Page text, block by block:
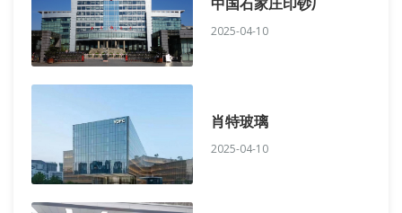
2025-04-10
肖特玻璃
2025-04-10